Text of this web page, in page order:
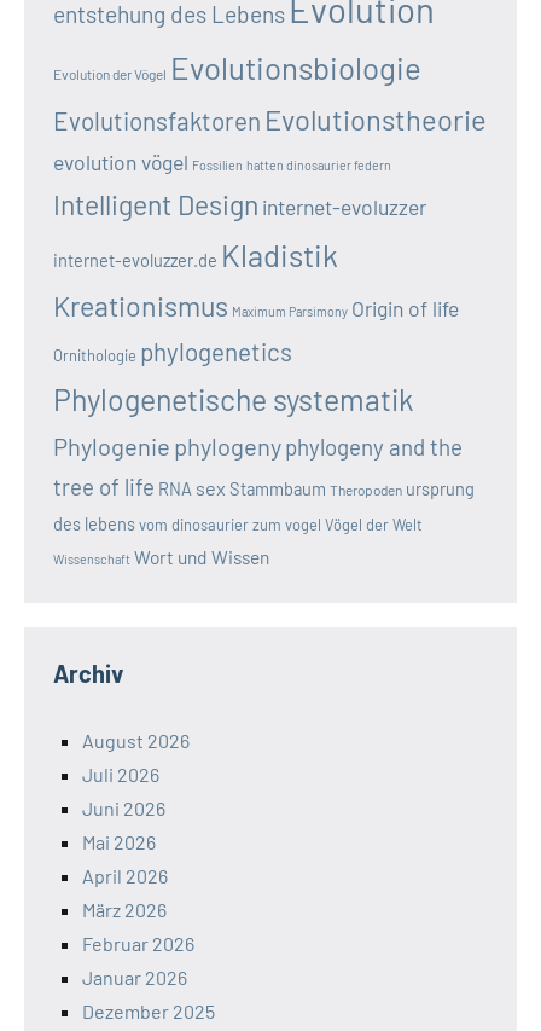
entstehung des Lebens Evolution
Evolution der Vögel Evolutionsbiologie
Evolutionsfaktoren Evolutionstheorie
evolution vögel Fossilien hatten dinosaurier federn
Intelligent Design internet-evoluzzer
internet-evoluzzer.de Kladistik
Kreationismus Maximum Parsimony Origin of life
Ornithologie phylogenetics
Phylogenetische systematik
Phylogenie phylogenyphylogeny and the
tree of life RNA sex Stammbaum Theropoden ursprung
des lebensvom dinosaurier zum vogel Vögel der Welt
Wissenschaft Wort und Wissen
Archiv
August 2026
Juli 2026
Juni 2026
Mai 2026
April 2026
März 2026
Februar 2026
Januar 2026
Dezember 2025